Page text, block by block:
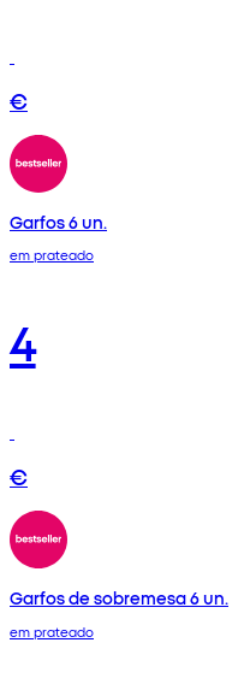
€
Garfos 6 un.
em prateado
4
€
Garfos de sobremesa 6 un.
em prateado